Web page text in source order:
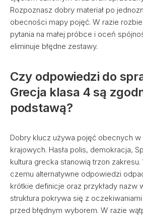
Rozpoznasz dobry materiał po
obecności mapy pojęć. W razie
pytania na małej próbce i oceń
eliminuje błędne zestawy.
Czy odpowiedzi do
Grecja klasa 4 są
podstawą?
Dobry klucz używa pojęć obecnych w
krajowych. Hasła polis, demokracja,
kultura grecka stanowią trzon
czemu alternatywne odpowiedzi
krótkie definicje oraz przykłady nazw
struktura pokrywa się z
przed błędnym wyborem. W razie